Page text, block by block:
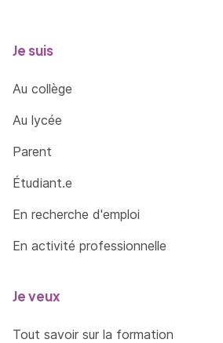
Je suis
Au collège
Au lycée
Parent
Étudiant.e
En recherche d'emploi
En activité professionnelle
Je veux
Tout savoir sur la formation